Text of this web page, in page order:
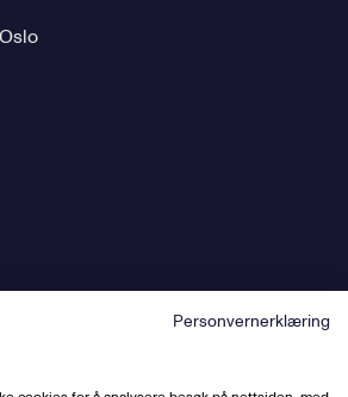
medier
Personvernerklæring